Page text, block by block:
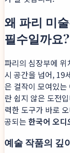
왜 파리 미
필수일까요?
파리의 심장부에
시 공간을 넘어, 19
은 걸작이 모여있
란 쉽지 않은 도전
력한 도구가 바로
공되는 한국어 오디
예술 작품의 깊